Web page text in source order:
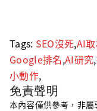
Tags: SEO沒死,AI
Google排名,AI研究,
小動作,
免責聲明
本內容僅供參考，非